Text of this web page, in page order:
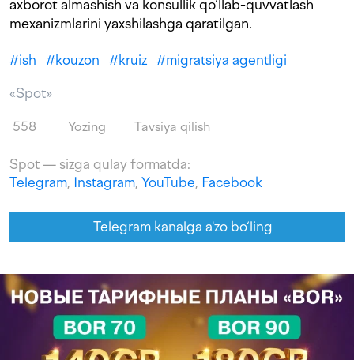
axborot almashish va konsullik qo‘llab-quvvatlash
mexanizmlarini yaxshilashga qaratilgan.
#ish #kouzon #kruiz #migratsiya agentligi
«Spot»
558 Yozing Tavsiya qilish
Spot — sizga qulay formatda:
Telegram, Instagram, YouTube, Facebook
Telegram kanalga a'zo bo‘ling